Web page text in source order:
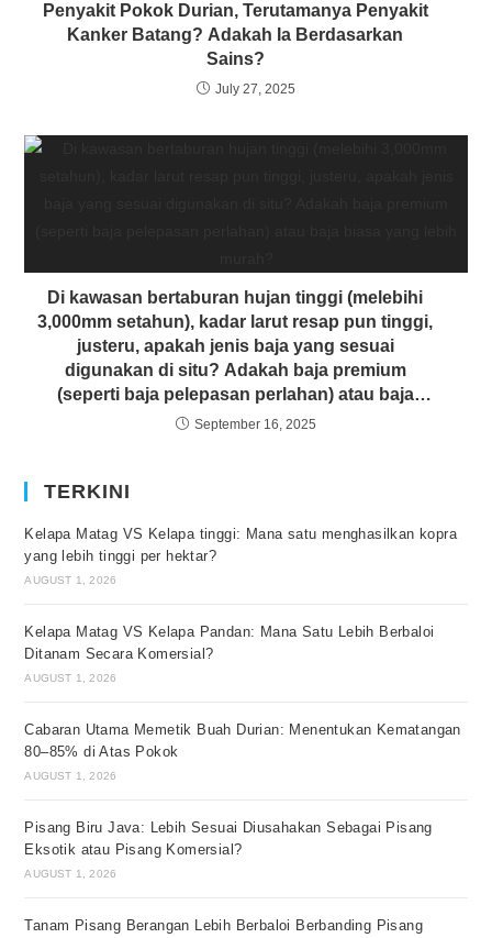
Penyakit Pokok Durian, Terutamanya Penyakit
Kanker Batang? Adakah Ia Berdasarkan
Sains?
July 27, 2025
Di kawasan bertaburan hujan tinggi (melebihi
3,000mm setahun), kadar larut resap pun tinggi,
justeru, apakah jenis baja yang sesuai
digunakan di situ? Adakah baja premium
(seperti baja pelepasan perlahan) atau baja
biasa yang lebih murah?
September 16, 2025
TERKINI
Kelapa Matag VS Kelapa tinggi: Mana satu menghasilkan kopra
yang lebih tinggi per hektar?
AUGUST 1, 2026
Kelapa Matag VS Kelapa Pandan: Mana Satu Lebih Berbaloi
Ditanam Secara Komersial?
AUGUST 1, 2026
Cabaran Utama Memetik Buah Durian: Menentukan Kematangan
80–85% di Atas Pokok
AUGUST 1, 2026
Pisang Biru Java: Lebih Sesuai Diusahakan Sebagai Pisang
Eksotik atau Pisang Komersial?
AUGUST 1, 2026
Tanam Pisang Berangan Lebih Berbaloi Berbanding Pisang